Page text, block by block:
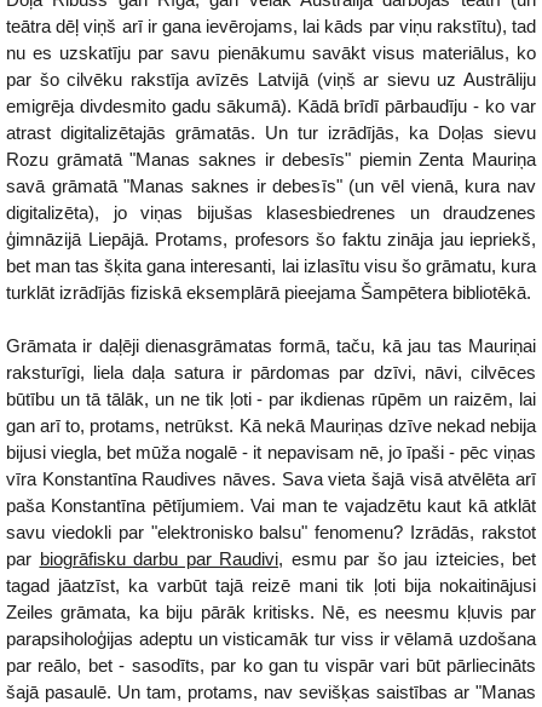
teātra dēļ viņš arī ir gana ievērojams, lai kāds par viņu rakstītu), tad
nu es uzskatīju par savu pienākumu savākt visus materiālus, ko
par šo cilvēku rakstīja avīzēs Latvijā (viņš ar sievu uz Austrāliju
emigrēja divdesmito gadu sākumā). Kādā brīdī pārbaudīju - ko var
atrast digitalizētajās grāmatās. Un tur izrādījās, ka Doļas sievu
Rozu grāmatā "Manas saknes ir debesīs" piemin Zenta Mauriņa
savā grāmatā "Manas saknes ir debesīs" (un vēl vienā, kura nav
digitalizēta), jo viņas bijušas klasesbiedrenes un draudzenes
ģimnāzijā Liepājā. Protams, profesors šo faktu zināja jau iepriekš,
bet man tas šķita gana interesanti, lai izlasītu visu šo grāmatu, kura
turklāt izrādījās fiziskā eksemplārā pieejama Šampētera bibliotēkā.
Grāmata ir daļēji dienasgrāmatas formā, taču, kā jau tas Mauriņai
raksturīgi, liela daļa satura ir pārdomas par dzīvi, nāvi, cilvēces
būtību un tā tālāk, un ne tik ļoti - par ikdienas rūpēm un raizēm, lai
gan arī to, protams, netrūkst. Kā nekā Mauriņas dzīve nekad nebija
bijusi viegla, bet mūža nogalē - it nepavisam nē, jo īpaši - pēc viņas
vīra Konstantīna Raudives nāves. Sava vieta šajā visā atvēlēta arī
paša Konstantīna pētījumiem. Vai man te vajadzētu kaut kā atklāt
savu viedokli par "elektronisko balsu" fenomenu? Izrādās, rakstot
par biogrāfisku darbu par Raudivi, esmu par šo jau izteicies, bet
tagad jāatzīst, ka varbūt tajā reizē mani tik ļoti bija nokaitinājusi
Zeiles grāmata, ka biju pārāk kritisks. Nē, es neesmu kļuvis par
parapsiholoģijas adeptu un visticamāk tur viss ir vēlamā uzdošana
par reālo, bet - sasodīts, par ko gan tu vispār vari būt pārliecināts
šajā pasaulē. Un tam, protams, nav sevišķas saistības ar "Manas